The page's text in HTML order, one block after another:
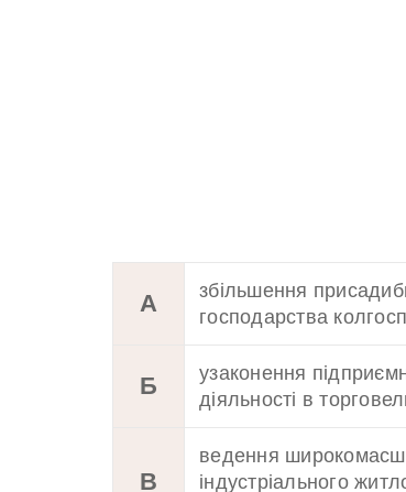
А
збільшення
господарства
Б
узаконення
діяльності в
В
ведення
індустріального